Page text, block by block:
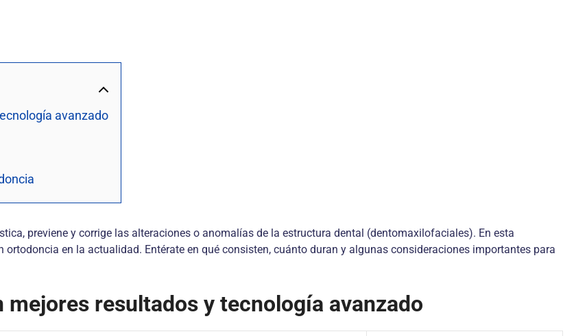
avanzado
previene y corrige las alteraciones o anomalías de la estructura dental (dentomaxilofaciales). En esta
en la actualidad. Entérate en qué consisten, cuánto duran y algunas consideraciones importantes para
resultados y tecnología avanzado